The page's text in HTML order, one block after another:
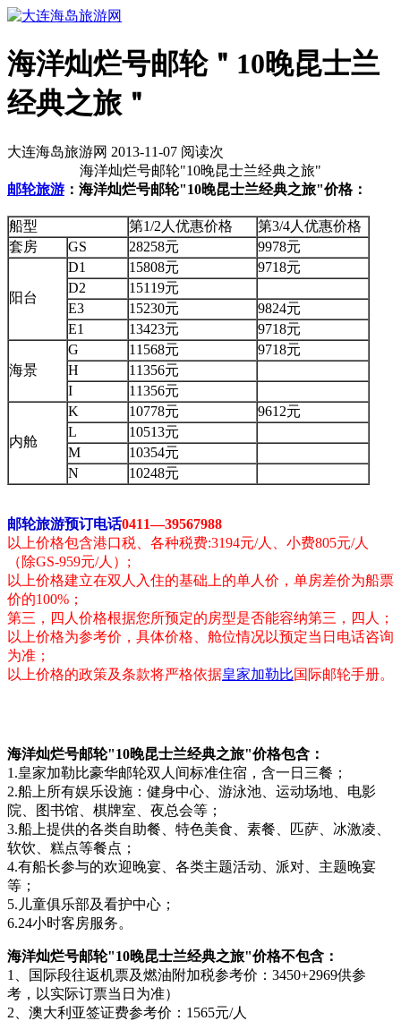
海洋灿烂号邮轮＂10晚昆士兰
经典之旅＂
大连海岛旅游网 2013-11-07 阅读次
海洋灿烂号邮轮"10晚昆士兰经典之旅"
邮轮旅游 ：海洋灿烂号邮轮"10晚昆士兰经典之旅"价格：
船型 第1/2人优惠价格
第3/4人优惠价格
套房
GS 28258元 9978元
阳台
D1 15808元
9718元
D2
15119元
E3
15230元
9824元
E1
13423元 9718元
海景
G 11568元
9718元
H
11356元
I
11356元
内舱
K 10778元
9612元
L
10513元
M
10354元
N
10248元
邮轮旅游预订电话0411—39567988
以上价格包含港口税、各种税费:3194元/人、小费805元/人
（除GS-959元/人）;
以上价格建立在双人入住的基础上的单人价，单房差价为船票
价的100%；
第三，四人价格根据您所预定的房型是否能容纳第三，四人；
以上价格为参考价，具体价格、舱位情况以预定当日电话咨询
为准；
以上价格的政策及条款将严格依据皇家加勒比国际邮轮手册。
海洋灿烂号邮轮"10晚昆士兰经典之旅"价格包含：
1.皇家加勒比豪华邮轮双人间标准住宿，含一日三餐；
2.船上所有娱乐设施：健身中心、游泳池、运动场地、电影
院、图书馆、棋牌室、夜总会等；
3.船上提供的各类自助餐、特色美食、素餐、匹萨、冰激凌、
软饮、糕点等餐点；
4.有船长参与的欢迎晚宴、各类主题活动、派对、主题晚宴
等；
5.儿童俱乐部及看护中心；
6.24小时客房服务。
海洋灿烂号邮轮"10晚昆士兰经典之旅"价格不包含：
1、国际段往返机票及燃油附加税参考价：3450+2969供参
考，以实际订票当日为准）
2、澳大利亚签证费参考价：1565元/人